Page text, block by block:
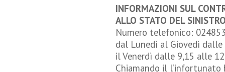
INFORMAZIONI SUL
ALLO STATO DEL
Numero telefonico:
dal Lunedì al Giovedì
il Venerdì dalle 9,15 alle
Chiamando il l’infortunato